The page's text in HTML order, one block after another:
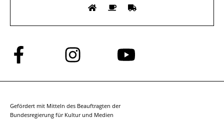
Folge
uns
auf
Folge
uns
auf
Folge
auf
Gefördert mit Mitteln des Beauftragten der
Bundesregierung für Kultur und Medien